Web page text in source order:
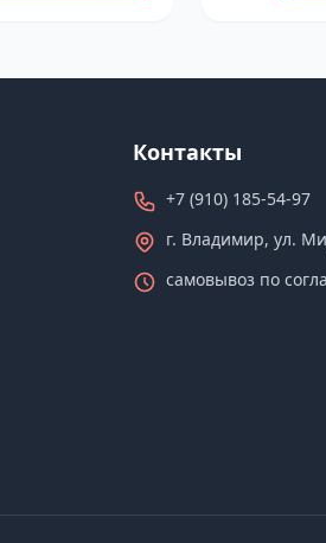
Контакты
+7 (910) 185-54-97
г. Владимир, ул.
самовывоз по